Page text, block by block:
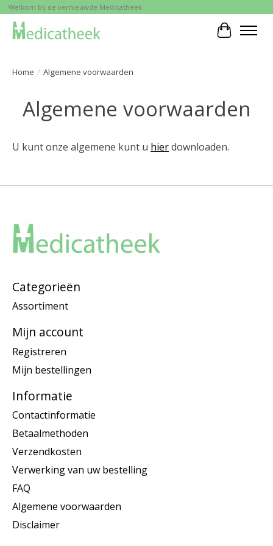
Welkom bij de vernieuwde Medicatheek
Home / Algemene voorwaarden
Algemene voorwaarden
U kunt onze algemene kunt u hierdownloaden.
Categorieën
Assortiment
Mijn account
Registreren
Mijn bestellingen
Informatie
Contactinformatie
Betaalmethoden
Verzendkosten
Verwerking van uw bestelling
FAQ
Algemene voorwaarden
Disclaimer